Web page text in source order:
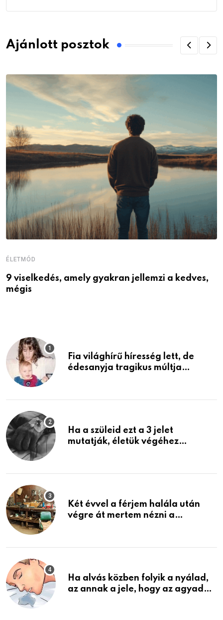
Ajánlott posztok
ÉLETMÓD
9 viselkedés, amely gyakran jellemzi a kedves,
mégis
Fia világhírű híresség lett, de
édesanyja tragikus múltja
Ha a szüleid ezt a 3 jelet
mutatják, életük végéhez
Két évvel a férjem halála után
végre át mertem nézni a
életemet
Ha alvás közben folyik a nyálad,
az annak a jele, hogy az agyad…